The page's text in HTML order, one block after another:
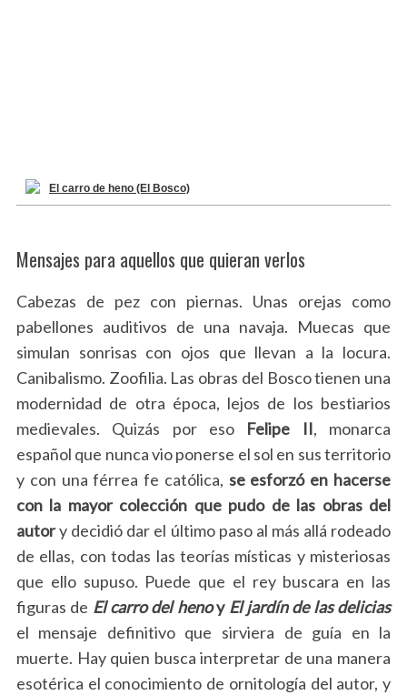
El carro de heno (El Bosco)
Mensajes para aquellos que quieran verlos
Cabezas de pez con piernas. Unas orejas como
pabellones auditivos de una navaja. Muecas que
simulan sonrisas con ojos que llevan a la locura.
Canibalismo. Zoofilia. Las obras del Bosco tienen una
modernidad de otra época, lejos de los bestiarios
medievales. Quizás por eso Felipe II, monarca
español que nunca vio ponerse el sol en sus territorio
y con una férrea fe católica, se esforzó en hacerse
con la mayor colección que pudo de las obras del
autory decidió dar el último paso al más allá rodeado
de ellas, con todas las teorías místicas y misteriosas
que ello supuso. Puede que el rey buscara en las
figuras de El carro del henoy El jardín de las delicias
el mensaje definitivo que sirviera de guía en la
muerte. Hay quien busca interpretar de una manera
esotérica el conocimiento de ornitología del autor, y